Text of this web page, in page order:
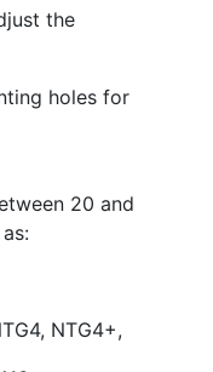
the
holes for
20 and
NTG4+,